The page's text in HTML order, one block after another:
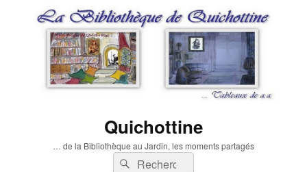
Quichottine
… de la Bibliothèque au Jardin, les moments partagés
Recherche :
Rechercher